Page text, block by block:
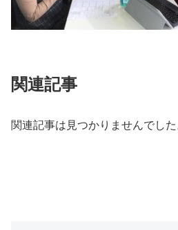
関連記事
関連記事は見つかりませんでした